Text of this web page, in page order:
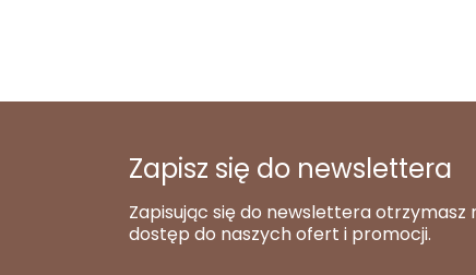
Zapisz się do newslettera
Zapisując się do newslettera otrzymasz
dostęp do naszych ofert i promocji.